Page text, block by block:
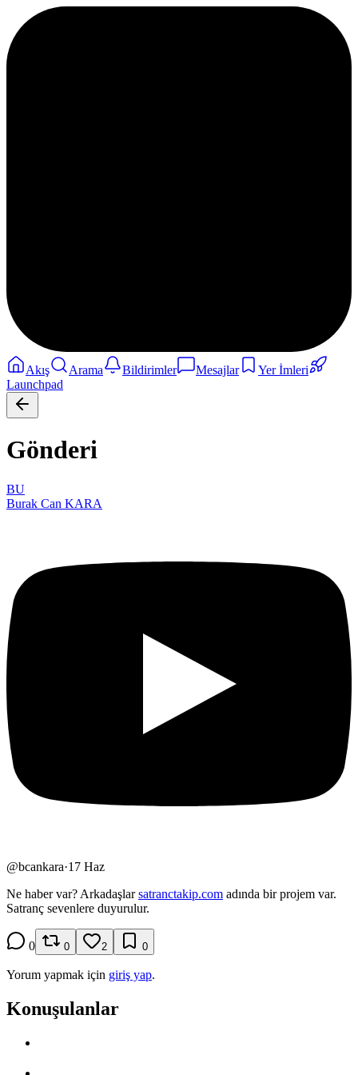
Akış Arama Bildirimler Mesajlar
Yer İmleri
Launchpad
Gönderi
BU
Burak Can KARA
@bcankara·17 Haz
Ne haber var? Arkadaşlarsatranctakip.com adında bir projem var.
Satranç sevenlere duyurulur.
0 0 2 0
Yorum yapmak için giriş yap.
Konuşulanlar